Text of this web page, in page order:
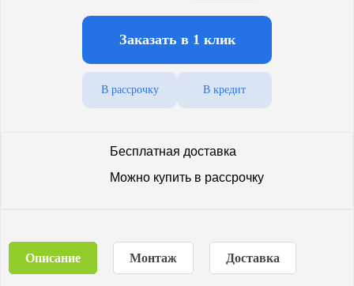
Заказать в 1 клик
В рассрочку В кредит
Бесплатная доставка
Можно купить в рассрочку
Описание Монтаж Доставка